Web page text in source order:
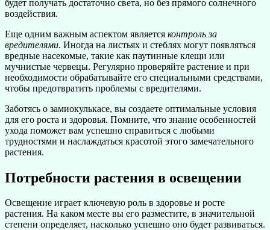
будет получать достаточно света, но без прямого солнечного
воздействия.
Еще одним важным аспектом является контроль за
вредителями. Иногда на листьях и стеблях могут появляться
вредные насекомые, такие как паутинные клещи или
мучнистые червецы. Регулярно проверяйте растение и при
необходимости обрабатывайте его специальными средствами,
чтобы предотвратить проблемы с вредителями.
Заботясь о замиокулькасе, вы создаете оптимальные условия
для его роста и здоровья. Помните, что знание особенностей
ухода поможет вам успешно справиться с любыми
трудностями и наслаждаться красотой этого замечательного
растения.
Потребности растения в освещении
Освещение играет ключевую роль в здоровье и росте
растения. На каком месте вы его разместите, в значительной
степени определяет, насколько успешно оно будет развиваться.